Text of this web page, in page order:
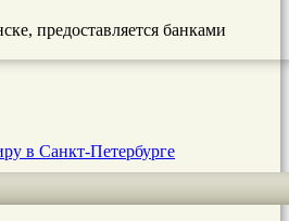
предоставляется банками